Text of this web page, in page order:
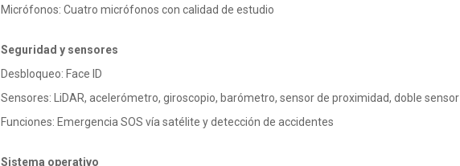
Micrófonos: Cuatro micrófonos con calidad de estudio
Seguridad y sensores
Desbloqueo: Face ID
Sensores: LiDAR, acelerómetro, giroscopio, barómetro, sensor de proximidad, doble
Funciones: Emergencia SOS vía satélite y detección de accidentes
Sistema operativo